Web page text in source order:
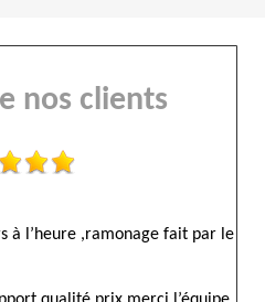
nos clients
merci el ramonages